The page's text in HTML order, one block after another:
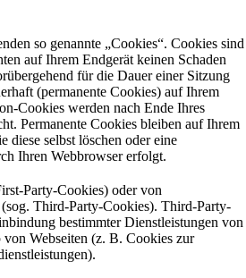
so genannte „Cookies“. Cookies sind
auf Ihrem Endgerät keinen Schaden
für die Dauer einer Sitzung
(permanente Cookies) auf Ihrem
Cookies werden nach Ende Ihres
Permanente Cookies bleiben auf Ihrem
diese selbst löschen oder eine
Ihren Webbrowser erfolgt.
Party-Cookies) oder von
Third-Party-Cookies). Third-Party-
bestimmter Dienstleistungen von
Webseiten (z. B. Cookies zur